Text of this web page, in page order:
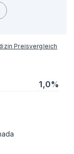
Preisvergleich
1,0%